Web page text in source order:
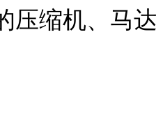
压缩机、马